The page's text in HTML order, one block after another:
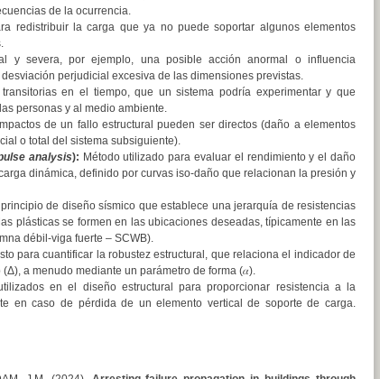
de la ocurrencia.
redistribuir la carga que ya no puede soportar algunos elementos
y severa, por ejemplo, una posible acción anormal o influencia
perjudicial excesiva de las dimensiones previstas.
en el tiempo, que un sistema podría experimentar y que
personas y al medio ambiente.
de un fallo estructural pueden ser directos (daño a elementos
o total del sistema subsiguiente).
analysis): Método utilizado para evaluar el rendimiento y el daño
dinámica, definido por curvas iso-daño que relacionan la presión y
de diseño sísmico que establece una jerarquía de resistencias
plásticas se formen en las ubicaciones deseadas, típicamente en las
débil-viga fuerte – SCWB).
para cuantificar la robustez estructural, que relaciona el indicador de
a menudo mediante un parámetro de forma (𝛼).
en el diseño estructural para proporcionar resistencia a la
en caso de pérdida de un elemento vertical de soporte de carga.